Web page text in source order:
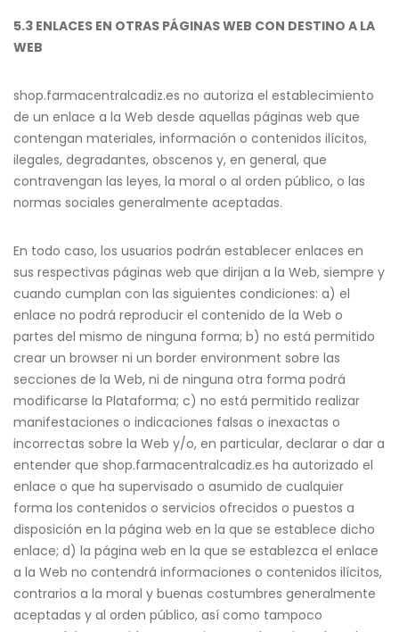
5.3 ENLACES EN OTRAS PÁGINAS WEB CON DESTINO A LA
WEB
shop.farmacentralcadiz.es no autoriza el establecimiento
de un enlace a la Web desde aquellas páginas web que
contengan materiales, información o contenidos ilícitos,
ilegales, degradantes, obscenos y, en general, que
contravengan las leyes, la moral o al orden público, o las
normas sociales generalmente aceptadas.
En todo caso, los usuarios podrán establecer enlaces en
sus respectivas páginas web que dirijan a la Web, siempre y
cuando cumplan con las siguientes condiciones: a) el
enlace no podrá reproducir el contenido de la Web o
partes del mismo de ninguna forma; b) no está permitido
crear un browser ni un border environment sobre las
secciones de la Web, ni de ninguna otra forma podrá
modificarse la Plataforma; c) no está permitido realizar
manifestaciones o indicaciones falsas o inexactas o
incorrectas sobre la Web y/o, en particular, declarar o dar a
entender que shop.farmacentralcadiz.es ha autorizado el
enlace o que ha supervisado o asumido de cualquier
forma los contenidos o servicios ofrecidos o puestos a
disposición en la página web en la que se establece dicho
enlace; d) la página web en la que se establezca el enlace
a la Web no contendrá informaciones o contenidos ilícitos,
contrarios a la moral y buenas costumbres generalmente
aceptadas y al orden público, así como tampoco